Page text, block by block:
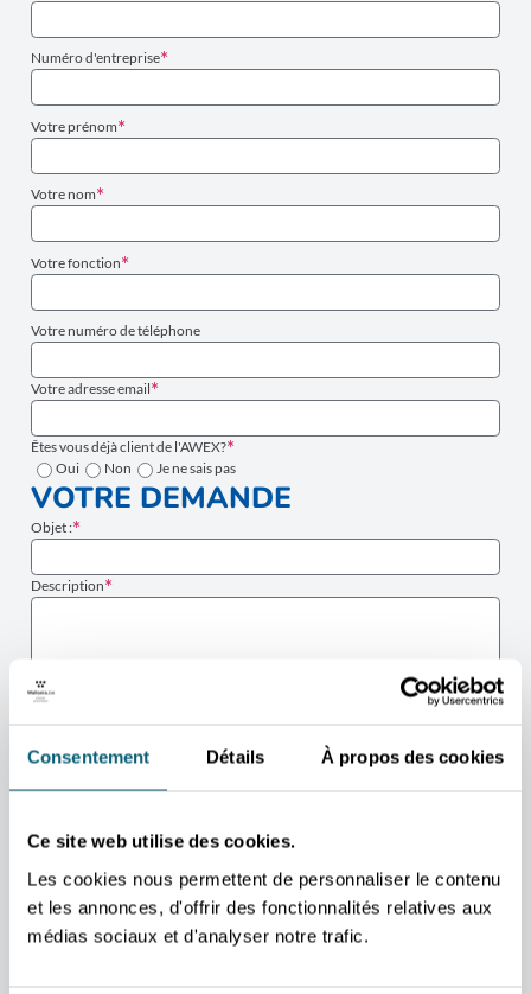
Consentement Détails À propos des cookies
Ce site web utilise des cookies.
Les cookies nous permettent de personnaliser le contenu
et les annonces, d'offrir des fonctionnalités relatives aux
médias sociaux et d'analyser notre trafic.
Numéro d'entreprise
Votre prénom
Votre nom
Votre fonction
Votre numéro de téléphone
Votre adresse email
Êtes vous déjà client de l'AWEX?
Oui
Non Je ne sais pas
VOTRE DEMANDE
Objet :
Description
J’accepte que les données fournies via ce formulaire soient utilisées par
(AWEX) afin de traiter ma demande. En savoir plus.
ENVOYER
RETOUR